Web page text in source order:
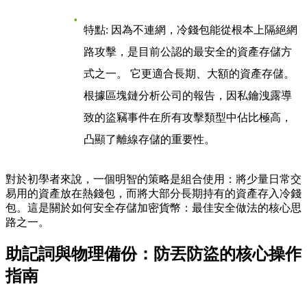
特點: 因為不連網，冷錢包能從根本上隔絕網
路攻擊，是目前公認的最安全的資產存儲方
式之一。 它更適合長期、大額的資產存儲。
根據區塊鏈分析公司的報告，因私鑰洩露導
致的盜竊事件在所有攻擊類型中佔比極高，
凸顯了離線存儲的重要性。
對於初學者來說，一個明智的策略是組合使用：將少量日常交
易用的資產放在熱錢包，而將大部分長期持有的資產存入冷錢
包。這是關於如何安全存儲加密貨幣：最佳安全做法的核心思
路之一。
助記詞與物理備份：防丟防盜的核心操作
指南